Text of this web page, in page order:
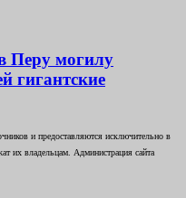
Перу могилу
гигантские
и предоставляются исключительно в
их владельцам. Администрация сайта